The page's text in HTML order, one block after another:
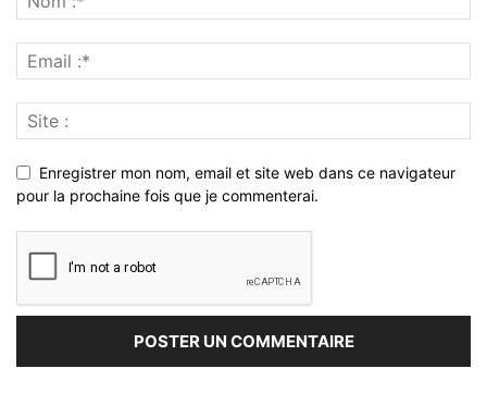
Enregistrer mon nom, email et site web dans ce navigateur
pour la prochaine fois que je commenterai.